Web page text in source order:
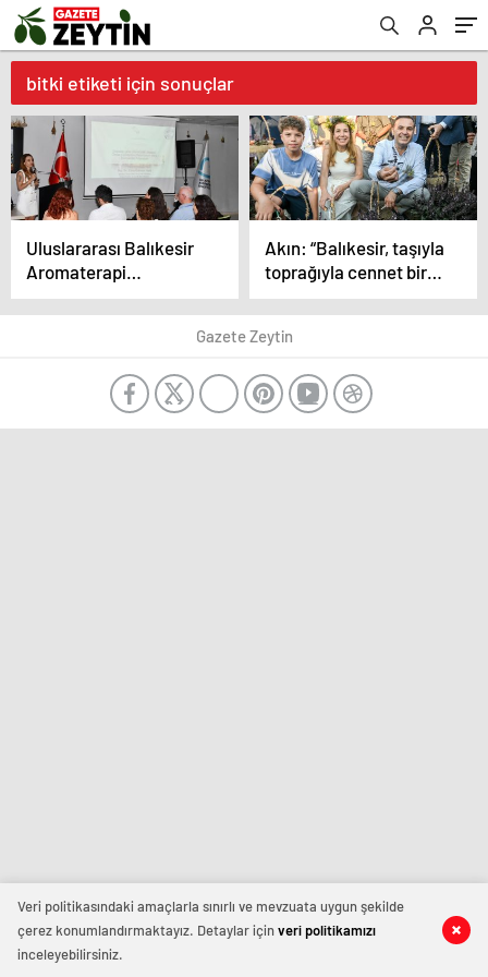
bitki etiketi için sonuçlar
Uluslararası Balıkesir
Aromaterapi
Festivali’nde ölmez
çiçeğin kozmetik
Akın: “Balıkesir, taşıyla
toprağıyla cennet bir
şehir”
Gazete Zeytin
Veri politikasındaki amaçlarla sınırlı ve mevzuata uygun şekilde
çerez konumlandırmaktayız. Detaylar içinveri politikamızı
inceleyebilirsiniz.